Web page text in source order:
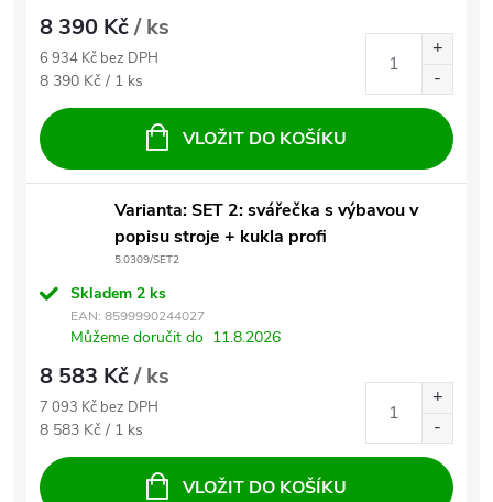
8 390 Kč/ ks
6 934 Kč bez DPH
Měrná cena:
8 390 Kč / 1 ks
VLOŽIT DO KOŠÍKU
Varianta: SET 2: svářečka s výbavou v
popisu stroje + kukla profi
5.0309/SET2
Skladem 2 ks
EAN: 8599990244027
Můžeme doručit do 11.8.2026
8 583 Kč/ ks
7 093 Kč bez DPH
Měrná cena:
8 583 Kč / 1 ks
VLOŽIT DO KOŠÍKU